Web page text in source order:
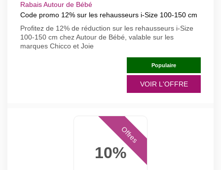
Rabais Autour de Bébé
Code promo 12% sur les rehausseurs i-Size 100-150 cm
Profitez de 12% de réduction sur les rehausseurs i-Size
100-150 cm chez Autour de Bébé, valable sur les
marques Chicco et Joie
Populaire
VOIR L'OFFRE
10%
Offres